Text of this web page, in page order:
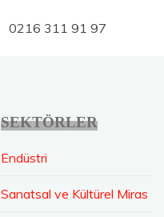
0216 311 91 97
SEKTÖRLER
Endüstri
Sanatsal ve Kültürel Miras